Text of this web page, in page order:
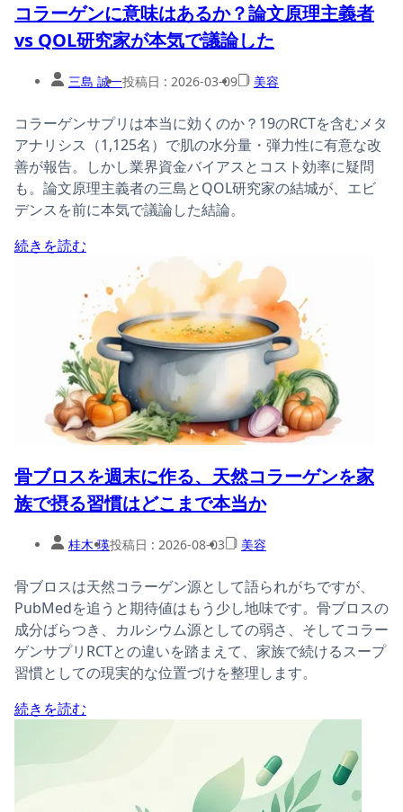
コラーゲンに意味はあるか？論文原理主義者
vs QOL研究家が本気で議論した
三島 誠一投稿日 : 2026-03-09 美容
コラーゲンサプリは本当に効くのか？19のRCTを含むメタ
アナリシス（1,125名）で肌の水分量・弾力性に有意な改
善が報告。しかし業界資金バイアスとコスト効率に疑問
も。論文原理主義者の三島とQOL研究家の結城が、エビ
デンスを前に本気で議論した結論。
続きを読む
骨ブロスを週末に作る、天然コラーゲンを家
族で摂る習慣はどこまで本当か
桂木 瑛投稿日 : 2026-08-03 美容
骨ブロスは天然コラーゲン源として語られがちですが、
PubMedを追うと期待値はもう少し地味です。骨ブロスの
成分ばらつき、カルシウム源としての弱さ、そしてコラー
ゲンサプリRCTとの違いを踏まえて、家族で続けるスープ
習慣としての現実的な位置づけを整理します。
続きを読む